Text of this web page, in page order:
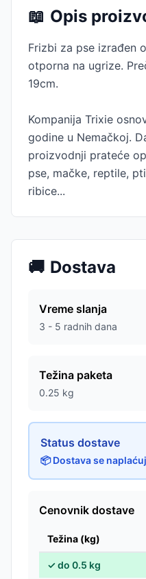
📖 Opis
Frizbi za pse izrađen
otporna na ugrize.
19cm.
Kompanija Trixie
godine u Nemačkoj.
proizvodnji prateće
pse, mačke, reptile,
ribice...
🚚 Dostava
Vreme slanja
3 - 5 radnih dana
Težina paketa
0.25 kg
Status dostave
📦 Dostava se
Cenovnik dostave
Težina (kg)
✓do 0.5 kg